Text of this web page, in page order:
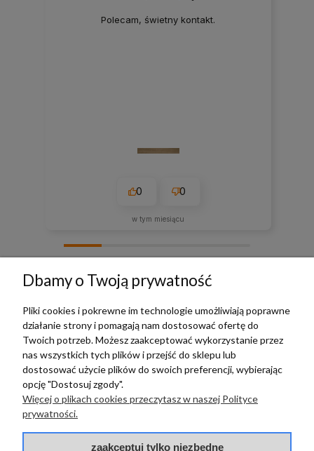
Polecam, świetny kontakt.
0 0
w tym miesiącu
TERRADECO
BAZA WIEDZY
PŁATNOŚCI I DOSTAWA
Dbamy o Twoją prywatność
Pliki cookies i pokrewne im technologie umożliwiają poprawne
działanie strony i pomagają nam dostosować ofertę do
Twoich potrzeb. Możesz zaakceptować wykorzystanie przez
nas wszystkich tych plików i przejść do sklepu lub
dostosować użycie plików do swoich preferencji, wybierając
opcję "Dostosuj zgody".
Więcej o plikach cookies przeczytasz w naszej Polityce
prywatności.
zaakceptuj tylko niezbędne